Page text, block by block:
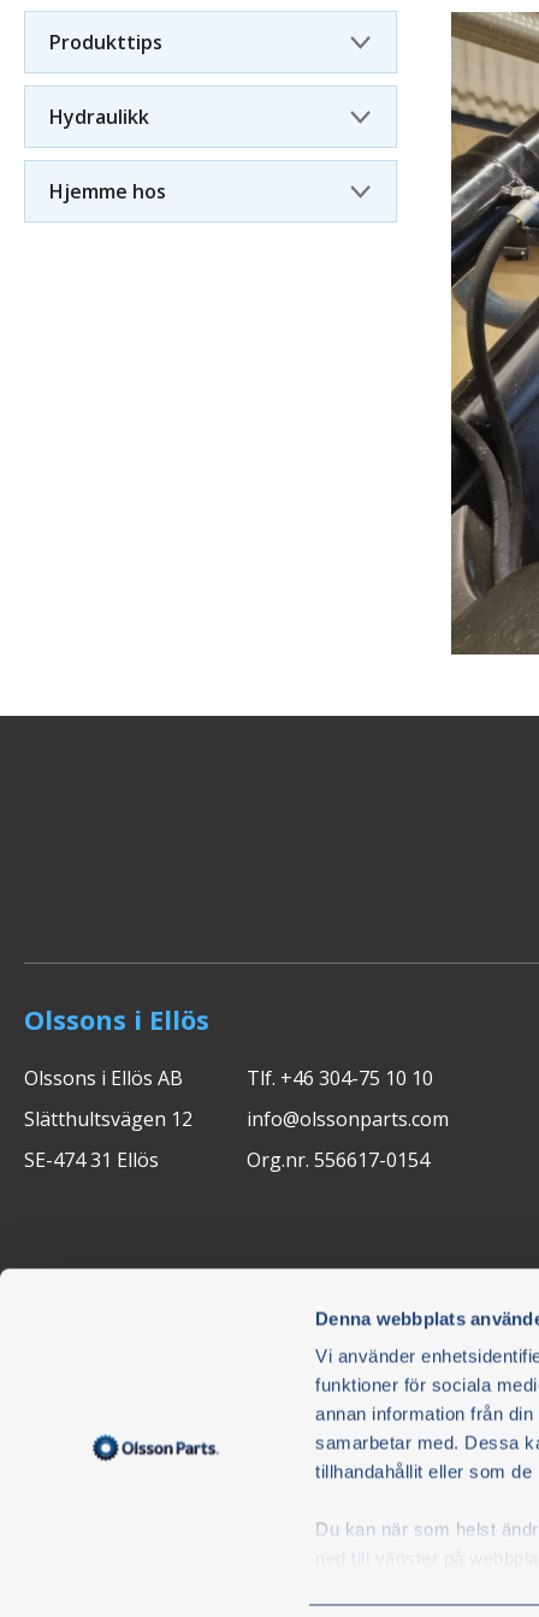
Denna webbplats
Vi använder
funktioner för sociala
annan information från
samarbetar med. Dessa
tillhandahållit eller som
Du kan när som helst
Produkttips
Hydraulikk
Hjemme hos
Olssons i Ellös
Olssons i Ellös AB
Slätthultsvägen 12
SE-474 31 Ellös
Tlf. +46 304-75 10 10
info@olssonparts.com
Org.nr. 556617-0154
Nyhetsbrev
Ikke gå glipp av noe - abonner på nyhetsbrevet vårt.
Jeg godkjenner og aksepterer herved Olsson i Ellös